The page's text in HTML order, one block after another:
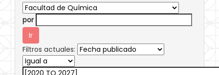
por
Filtros actuales: